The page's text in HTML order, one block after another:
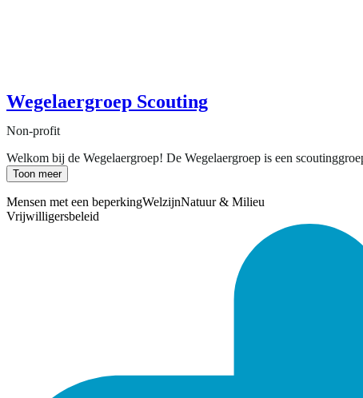
Wegelaergroep Scouting
Non-profit
Welkom bij de Wegelaergroep! De Wegelaergroep is een
Toon meer
Mensen met een beperkingWelzijnNatuur & Milieu
Vrijwilligersbeleid